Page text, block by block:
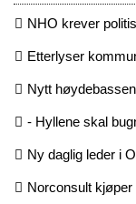
NHO krever
Etterlyser
Nytt
- Hyllene skal
Ny daglig leder i
Norconsult